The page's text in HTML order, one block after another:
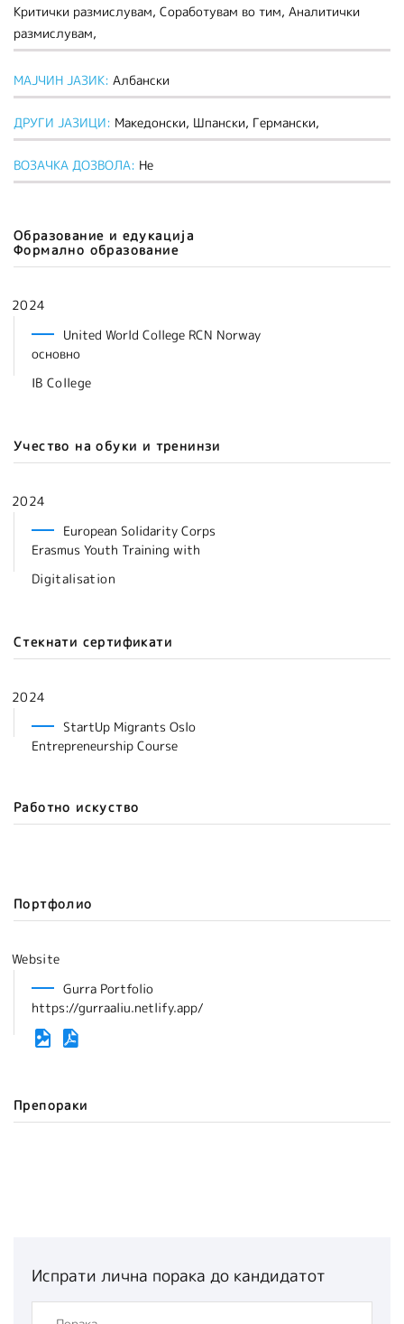
Критички размислувам, Соработувам во тим, Аналитички
размислувам,
МАЈЧИН ЈАЗИК: Албански
ДРУГИ ЈАЗИЦИ: Македонски, Шпански, Германски,
ВОЗАЧКА ДОЗВОЛА: Не
Образование и едукација
Формално образование
2024
United World College RCN Norway
основно
IB College
Учество на обуки и тренинзи
2024
European Solidarity Corps
Erasmus Youth Training with
Digitalisation
Стекнати сертификати
2024
StartUp Migrants Oslo
Entrepreneurship Course
Работно искуство
Портфолио
Website
Gurra Portfolio
https://gurraaliu.netlify.app/
Препораки
Испрати лична порака до кандидатот